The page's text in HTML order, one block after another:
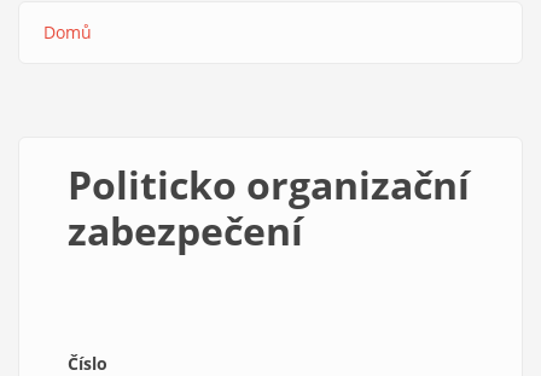
Domů
Politicko organizační
zabezpečení
Číslo